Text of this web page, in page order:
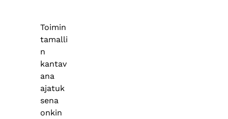
Toimin
tamalli
n
kantav
ana
ajatuk
sena
onkin